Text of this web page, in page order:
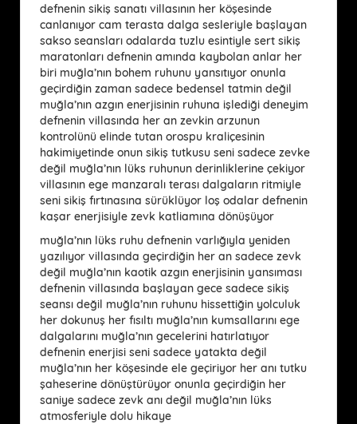
defnenin sikiş sanatı villasının her köşesinde
canlanıyor cam terasta dalga sesleriyle başlayan
sakso seansları odalarda tuzlu esintiyle sert sikiş
maratonları defnenin amında kaybolan anlar her
biri muğla’nın bohem ruhunu yansıtıyor onunla
geçirdiğin zaman sadece bedensel tatmin değil
muğla’nın azgın enerjisinin ruhuna işlediği deneyim
defnenin villasında her an zevkin arzunun
kontrolünü elinde tutan orospu kraliçesinin
hakimiyetinde onun sikiş tutkusu seni sadece zevke
değil muğla’nın lüks ruhunun derinliklerine çekiyor
villasının ege manzaralı terası dalgaların ritmiyle
seni sikiş fırtınasına sürüklüyor loş odalar defnenin
kaşar enerjisiyle zevk katliamına dönüşüyor
muğla’nın lüks ruhu defnenin varlığıyla yeniden
yazılıyor villasında geçirdiğin her an sadece zevk
değil muğla’nın kaotik azgın enerjisinin yansıması
defnenin villasında başlayan gece sadece sikiş
seansı değil muğla’nın ruhunu hissettiğin yolculuk
her dokunuş her fısıltı muğla’nın kumsallarını ege
dalgalarını muğla’nın gecelerini hatırlatıyor
defnenin enerjisi seni sadece yatakta değil
muğla’nın her köşesinde ele geçiriyor her anı tutku
şaheserine dönüştürüyor onunla geçirdiğin her
saniye sadece zevk anı değil muğla’nın lüks
atmosferiyle dolu hikaye